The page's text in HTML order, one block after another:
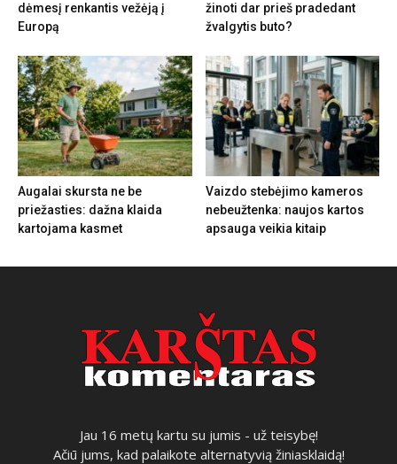
dėmesį renkantis vežėją į
Europą
žinoti dar prieš pradedant
žvalgytis buto?
Augalai skursta ne be
priežasties: dažna klaida
kartojama kasmet
Vaizdo stebėjimo kameros
nebeužtenka: naujos kartos
apsauga veikia kitaip
Jau 16 metų kartu su jumis - už teisybę!
Ačiū jums, kad palaikote alternatyvią žiniasklaidą!